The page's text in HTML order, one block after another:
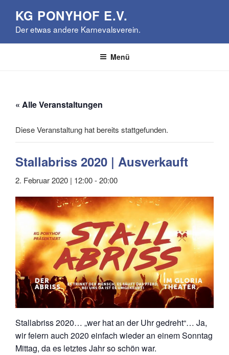
springen
KG PONYHOF E.V.
Der etwas andere Karnevalsverein.
Menü
« Alle Veranstaltungen
Diese Veranstaltung hat bereits stattgefunden.
Stallabriss 2020 | Ausverkauft
2. Februar 2020 | 12:00-20:00
Stallabriss 2020… „wer hat an der Uhr gedreht“… Ja,
wir feiern auch 2020 einfach wieder an einem Sonntag
Mittag, da es letztes Jahr so schön war.